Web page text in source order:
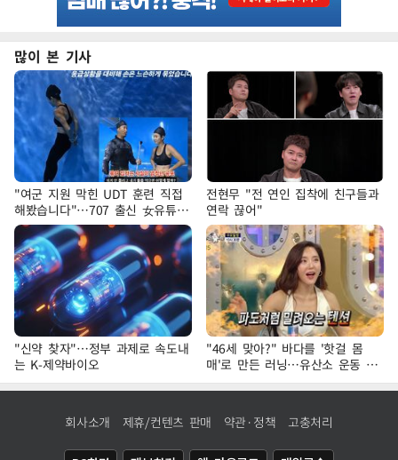
많이 본 기사
"여군 지원 막힌 UDT 훈련 직접
해봤습니다"…707 출신 女유튜버
'완벽 소화'
전현무 "전 연인 집착에 친구들과
연락 끊어"
"신약 찾자"…정부 과제로 속도내
는 K-제약바이오
"46세 맞아?" 바다를 '핫걸 몸
매'로 만든 러닝…유산소 운동 효
과 '톡톡'
회사소개 제휴/컨텐츠 판매 약관·정책 고충처리